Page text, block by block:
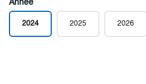
Année
2024 2025 2026